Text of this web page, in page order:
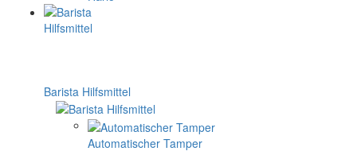
Barista Hilfsmittel
Automatischer Tamper